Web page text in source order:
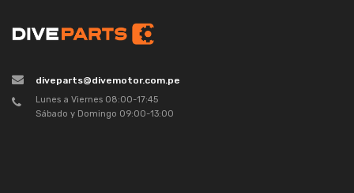
diveparts@divemotor.com.pe
Lunes a Viernes 08:00-17:45
Sábado y Domingo 09:00-13:00